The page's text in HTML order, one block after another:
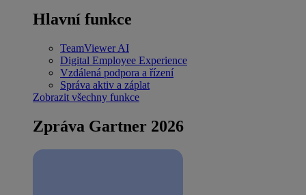
Hlavní funkce
TeamViewer AI
Digital Employee Experience
Vzdálená podpora a řízení
Správa aktiv a záplat
Zobrazit všechny funkce
Zpráva Gartner 2026